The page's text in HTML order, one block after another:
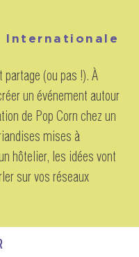
Internationale
(ou pas !). À
un événement autour
de Pop Corn chez un
mises à
hôtelier, les idées vont
sur vos réseaux